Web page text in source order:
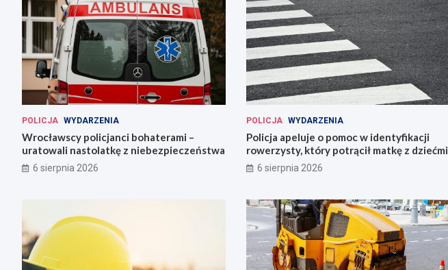
POLICJA WYDARZENIA
Wrocławscy policjanci bohaterami –
uratowali nastolatkę z niebezpieczeństwa
6 sierpnia 2026
POLICJA WYDARZENIA
Policja apeluje o pomoc w identyfikacji
rowerzysty, który potrącił matkę z dziećmi
6 sierpnia 2026